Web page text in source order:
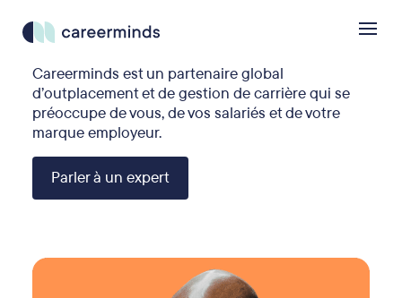
Careerminds est un partenaire global
d’outplacement et de gestion de carrière qui se
préoccupe de vous, de vos salariés et de votre
marque employeur.
Parler à un expert